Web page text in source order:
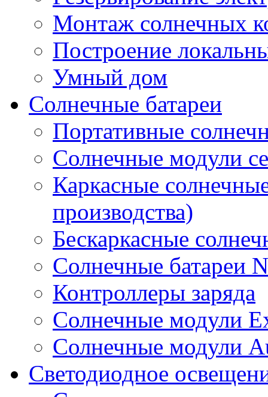
Монтаж солнечных
Построение
Умный дом
Солнечные батареи
Портативные
Солнечные модули
Каркасные
производства)
Бескаркасные
Солнечные батареи
Контроллеры заряда
Солнечные модули
Солнечные модули
Светодиодное